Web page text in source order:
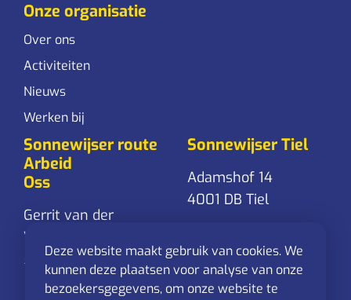
Deze website maakt gebruik van cookies. We
kunnen deze plaatsen voor analyse van onze
bezoekersgegevens, om onze website te
Onze organisatie
Over ons
Activiteiten
Nieuws
Werken bij
Sonnewijser route
Arbeid
Oss
Gerrit van der
Veenstraat 24
5348 RD Oss
Sonnewijser Tiel
Adamshof 14
4001 DB Tiel
Stuur een
mail